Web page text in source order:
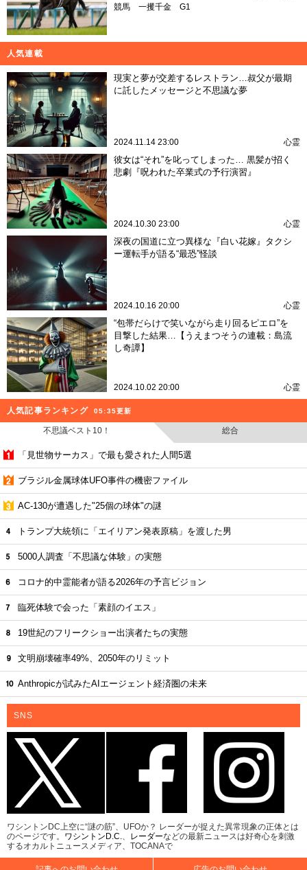
競馬 一攫千金 G1
人気連載
現実と夢が交差するレストラン…叔父が最期
に託したメッセージと不思議な夢
2024.11.14 23:00 心霊
彼女は“それ”を叱ってしまった… 黒髪が招く
悲劇『呪われた卒業式の予行演習』
2024.10.30 23:00 心霊
深夜の国道に立つ異様な『白い花嫁』タクシ
ー運転手が語る“最恐”怪談
2024.10.16 20:00 心霊
“包帯だらけで笑いながら走り回るピエロ”を
目撃した結果…【うえまつそうの連載：島流
し奇譚】
2024.10.02 20:00 心霊
人気記事ランキング 05:35更新
不思議ベスト10！ 総合
「見世物サーカス」で最も愛された人間5選
ブラジル金属球体UFO事件の機密ファイル
AC-130が遭遇した"25個の球体"の謎
トランプ大統領に「エイリアン発表原稿」を渡した男
5000人調査「不思議な体験」の実態
コロナ的中霊能者が語る2026年の予言ビジョン
臨死体験で会った「素顔のイエス」
19世紀のフリークショー出演者たちの実態
文明崩壊確率49%、2050年のリミット
Anthropicが試みたAIエージェント経済圏の未来
SNS
ワシントンDC上空に“謎の筋”、UFOか？ レーダーが捉えた異常現象の正体とは
のページです。 ワシントンD.C.、 レーダーなどの最新ニュースは好奇心を刺激
するオカルトニュースメディア、TOCANAで